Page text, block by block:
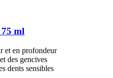
ml
et en profondeur
des gencives
dents sensibles